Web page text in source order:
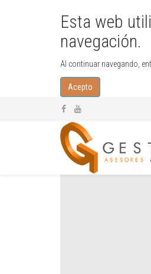
Esta web
navegación.
Al continuar navegando,
Acepto